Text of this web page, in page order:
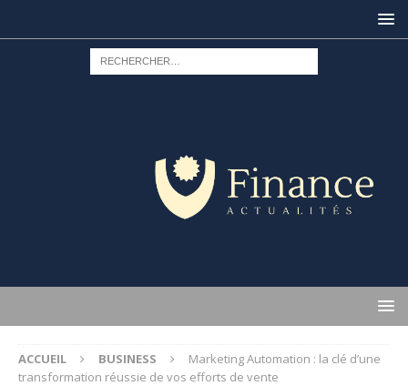
ACCUEIL BUSINESS
Marketing Automation : la clé d’une
transformation réussie de vos efforts de vente